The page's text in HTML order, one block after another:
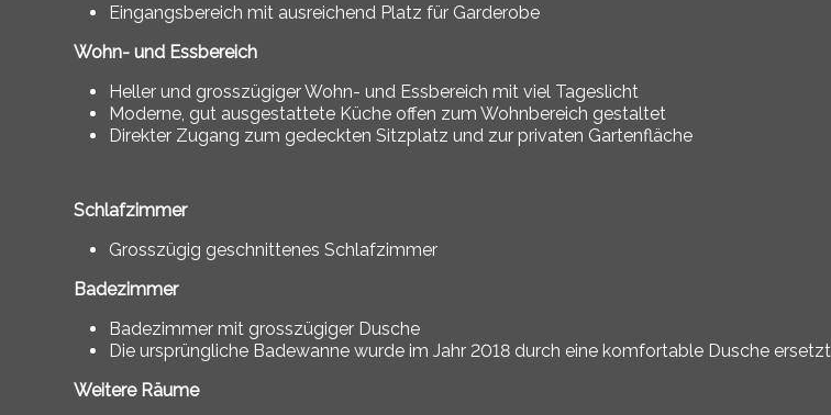
Eingangsbereich mit ausreichend Platz für Garderobe
Wohn- und Essbereich
Heller und grosszügiger Wohn- und Essbereich mit viel Tageslicht
Moderne, gut ausgestattete Küche offen zum Wohnbereich gestaltet
Direkter Zugang zum gedeckten Sitzplatz und zur privaten Gartenfläche
Schlafzimmer
Grosszügig geschnittenes Schlafzimmer
Badezimmer
Badezimmer mit grosszügiger Dusche
Die ursprüngliche Badewanne wurde im Jahr 2018 durch eine komfortable Dusche ersetzt
Weitere Räume